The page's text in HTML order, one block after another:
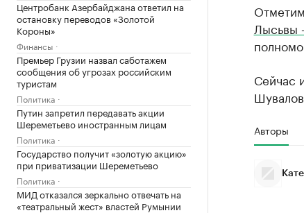
Центробанк Азербайджана ответил на
остановку переводов «Золотой
Короны»
Финансы
Премьер Грузии назвал саботажем
сообщения об угрозах российским
туристам
Политика
Путин запретил передавать акции
Шереметьево иностранным лицам
Политика
Государство получит «золотую акцию»
при приватизации Шереметьево
Политика
МИД отказался зеркально отвечать на
«театральный жест» властей Румынии
Отметим,
Лысьвы
Сейчас
Авторы